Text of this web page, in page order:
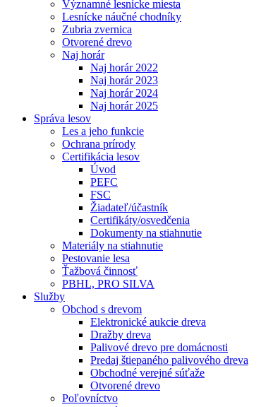
Významné lesnícke miesta
Lesnícke náučné chodníky
Zubria zvernica
Otvorené drevo
Naj horár
Naj horár 2022
Naj horár 2023
Naj horár 2024
Naj horár 2025
Správa lesov
Les a jeho funkcie
Ochrana prírody
Certifikácia lesov
Úvod
PEFC
FSC
Žiadateľ/účastník
Certifikáty/osvedčenia
Dokumenty na stiahnutie
Materiály na stiahnutie
Pestovanie lesa
Ťažbová činnosť
PBHL, PRO SILVA
Služby
Obchod s drevom
Elektronické aukcie dreva
Dražby dreva
Palivové drevo pre domácnosti
Predaj štiepaného palivového dreva
Obchodné verejné súťaže
Otvorené drevo
Poľovníctvo